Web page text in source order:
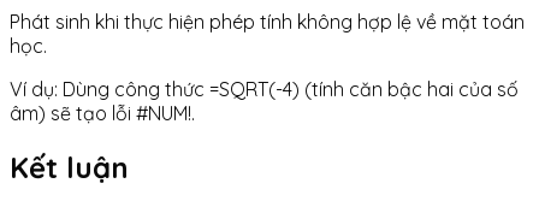
Phát sinh khi thực hiện phép tính không hợp lệ về mặt toán
học.
Ví dụ: Dùng công thức =SQRT(-4) (tính căn bậc hai của số
âm) sẽ tạo lỗi #NUM!.
Kết luận